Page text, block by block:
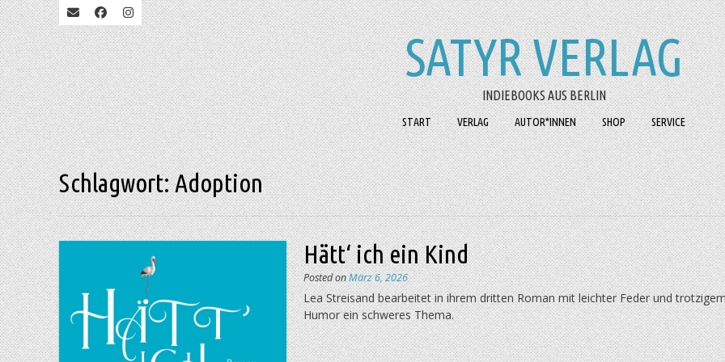
SATYR VERLAG
INDIEBOOKS AUS BERLIN
START VERLAG AUTOR*INNEN SHOP SERVICE
Schlagwort:Adoption
Hätt‘ ich ein Kind
Posted onMärz 6, 2026
Lea Streisand bearbeitet in ihrem dritten Roman mit leichter Feder und
Humor ein schweres Thema.